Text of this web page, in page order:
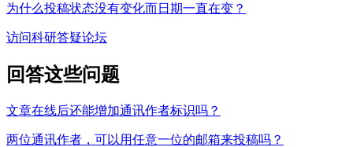
为什么投稿状态没有变化而日期一直在变？
访问科研答疑论坛
回答这些问题
文章在线后还能增加通讯作者标识吗？
两位通讯作者，可以用任意一位的邮箱来投稿吗？